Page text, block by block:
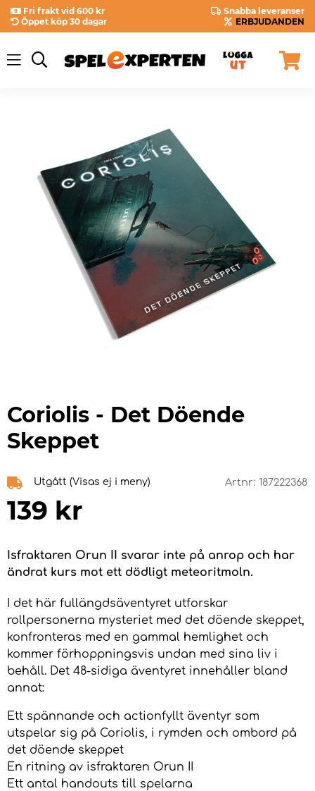
Fri frakt vid 600 kr
Snabba leveranser
Öppet köp 30 dagar
ERBJUDANDEN
Coriolis - Det Döende
Skeppet
Utgått (Visas ej i meny) Artnr: 187222368
139 kr
Isfraktaren Orun II svarar inte på anrop och har
ändrat kurs mot ett dödligt meteoritmoln.
I det här fullängdsäventyret utforskar
rollpersonerna mysteriet med det döende skeppet,
konfronteras med en gammal hemlighet och
kommer förhoppningsvis undan med sina liv i
behåll. Det 48-sidiga äventyret innehåller bland
annat:
Ett spännande och actionfyllt äventyr som
utspelar sig på Coriolis, i rymden och ombord på
det döende skeppet
En ritning av isfraktaren Orun II
Ett antal handouts till spelarna